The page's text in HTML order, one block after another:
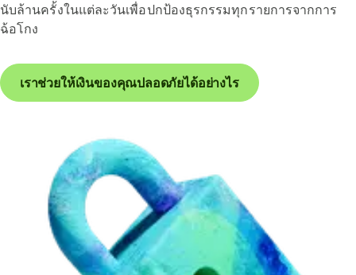
นับล้านครั้งในแต่ละวันเพื่อปกป้องธุรกรรมทุกรายการจากการ
ฉ้อโกง
เราช่วยให้เงินของคุณปลอดภัยได้อย่างไร